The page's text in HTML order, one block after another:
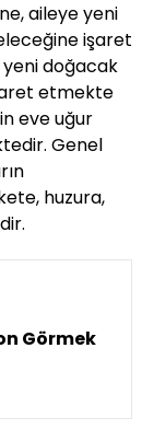
aileye yeni
işaret
doğacak
etmekte
eve uğur
Genel
huzura,
Görmek